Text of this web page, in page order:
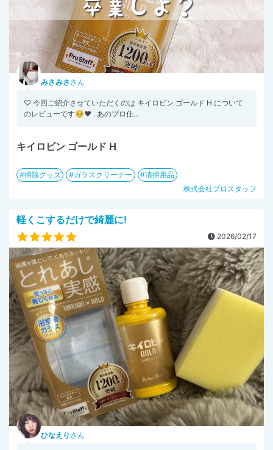
みさみさ さん
♡ 今回ご紹介させていただくのは キイロビン ゴールド H について
のレビューです🥺❤️ . あのプロ仕...
キイロビン ゴールド H
掃除グッズ ガラスクリーナー
清掃用品
株式会社プロスタッフ
軽くこするだけで綺麗に!
2026/02/17
ひなえり さん